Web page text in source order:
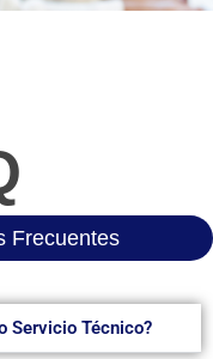
Frecuentes
Servicio Técnico?